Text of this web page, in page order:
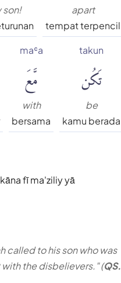
apart
tempat terpencil
son!
takun
تَكُن
be
kamu berada
maʿa
مَّعَ
with
bersama
fī ma'ziliy yā
called to his son who was
the disbelievers." (QS.